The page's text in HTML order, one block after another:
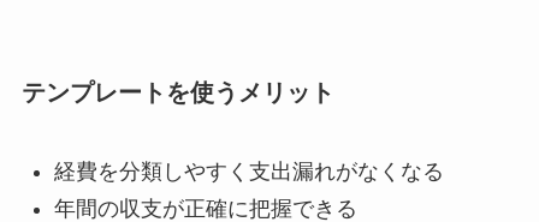
テンプレートを使うメリット
経費を分類しやすく支出漏れがなくなる
年間の収支が正確に把握できる